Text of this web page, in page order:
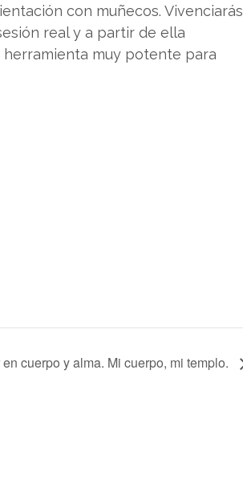
con muñecos. Vivenciarás
real y a partir de ella
muy potente para
cuerpo y alma. Mi cuerpo, mi templo.